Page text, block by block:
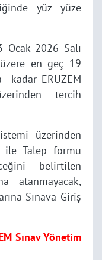
yüz yüze
Ocak 2026 Salı
en geç 19
kadar ERUZEM
tercih
üzerinden
ile Talep formu
belirtilen
atanmayacak,
Sınava Giriş
Yönetim